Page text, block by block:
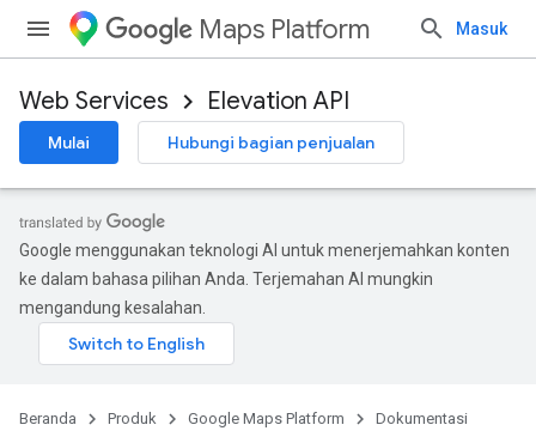
Maps Platform Masuk
Web Services Elevation API
Mulai Hubungi bagian penjualan
Google menggunakan teknologi AI untuk menerjemahkan konten
ke dalam bahasa pilihan Anda. Terjemahan AI mungkin
mengandung kesalahan.
Beranda Produk Google Maps Platform
Dokumentasi